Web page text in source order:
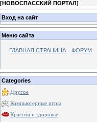
[НОВОСПАССКИЙ ПОРТАЛ]
Вход на сайт
Меню сайта
ГЛАВНАЯ СТРАНИЦА ФОРУМ
Categories
Другое
Компьютерные игры
Красота и здоровье